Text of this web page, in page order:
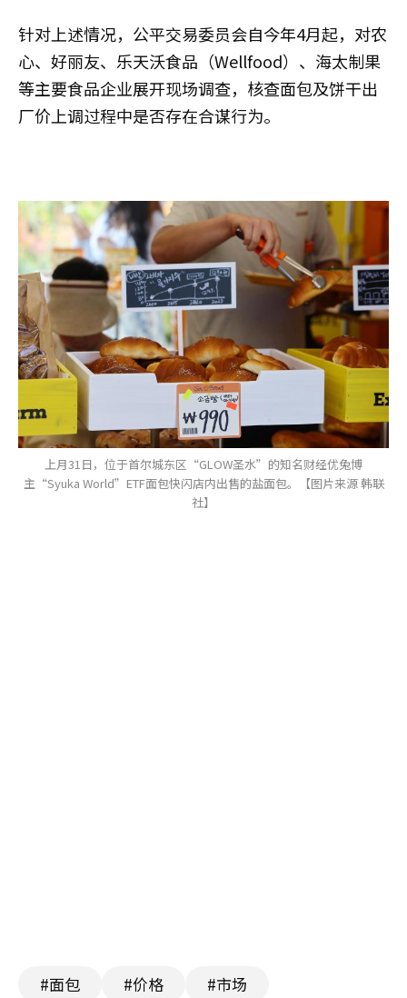
针对上述情况，公平交易委员会自今年4月起，对农
心、好丽友、乐天沃食品（Wellfood）、海太制果
等主要食品企业展开现场调查，核查面包及饼干出
厂价上调过程中是否存在合谋行为。
上月31日，位于首尔城东区“GLOW圣水”的知名财经优兔博
主“Syuka World”ETF面包快闪店内出售的盐面包。【图片来源 韩联
社】
#面包 #价格 #市场